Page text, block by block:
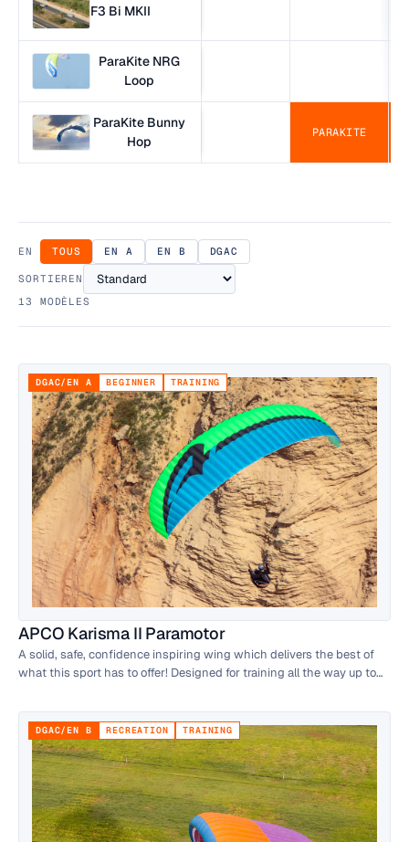
F3 Bi MKII
ParaKite NRG
Loop
ParaKite Bunny
Hop
PARAKITE
EN TOUS EN A EN B DGAC
SORTIEREN
13
MODÈLES
DGAC/EN A BEGINNER TRAINING
APCO Karisma II Paramotor
A solid, safe, confidence inspiring wing which delivers the best of
what this sport has to offer! Designed for training all the way up to
build skills under a canopy with the highest safety level possible!
DGAC/EN B RECREATION TRAINING